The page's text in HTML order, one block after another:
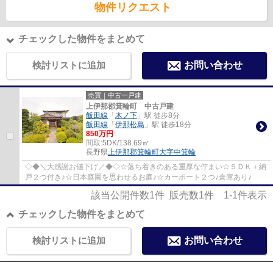
物件リクエスト
チェックした物件をまとめて
検討リストに追加 お問い合わせ
売買｜中古一戸建
上伊那郡箕輪町 中古戸建
飯田線 「 木ノ下 」駅 徒歩8分
飯田線 「 伊那松島 」駅 徒歩18分
850万円
間取:5DK/138.69㎡
長野県上伊那郡箕輪町大字中箕輪
◇◆＼大感謝お値下げ／◆◇☆落ち着きのある重厚な佇まい☆５ＤＫ＋納
戸２つ付き♪☆日本庭園を思わせるお庭♪☆カーポート２つ♪倉庫あり♪
該当公開件数1件 販売数1件 1-1件表示
チェックした物件をまとめて
お問い合わせ
検討リストに追加